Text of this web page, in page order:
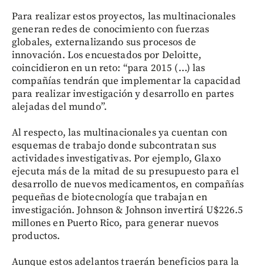
Para realizar estos proyectos, las multinacionales
generan redes de conocimiento con fuerzas
globales, externalizando sus procesos de
innovación. Los encuestados por Deloitte,
coincidieron en un reto: “para 2015 (…) las
compañías tendrán que implementar la capacidad
para realizar investigación y desarrollo en partes
alejadas del mundo”.
Al respecto, las multinacionales ya cuentan con
esquemas de trabajo donde subcontratan sus
actividades investigativas. Por ejemplo, Glaxo
ejecuta más de la mitad de su presupuesto para el
desarrollo de nuevos medicamentos, en compañías
pequeñas de biotecnología que trabajan en
investigación. Johnson & Johnson invertirá U$226.5
millones en Puerto Rico, para generar nuevos
productos.
Aunque estos adelantos traerán beneficios para la